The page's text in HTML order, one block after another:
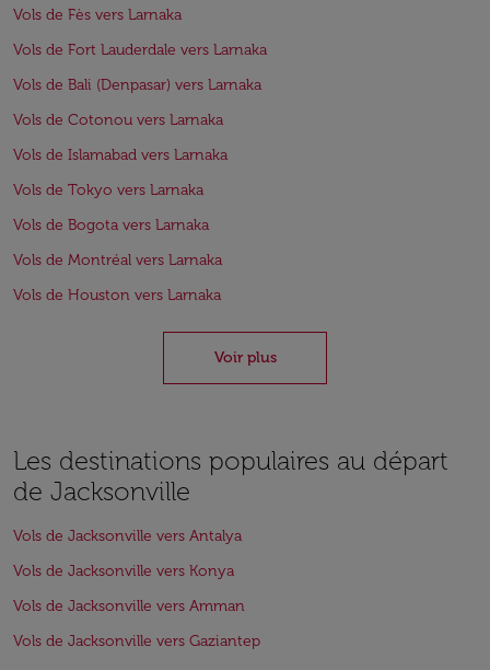
Vols de Fès vers Larnaka
Vols de Fort Lauderdale vers Larnaka
Vols de Bali (Denpasar) vers Larnaka
Vols de Cotonou vers Larnaka
Vols de Islamabad vers Larnaka
Vols de Tokyo vers Larnaka
Vols de Bogota vers Larnaka
Vols de Montréal vers Larnaka
Vols de Houston vers Larnaka
Voir plus
Les destinations populaires au départ
de Jacksonville
Vols de Jacksonville vers Antalya
Vols de Jacksonville vers Konya
Vols de Jacksonville vers Amman
Vols de Jacksonville vers Gaziantep